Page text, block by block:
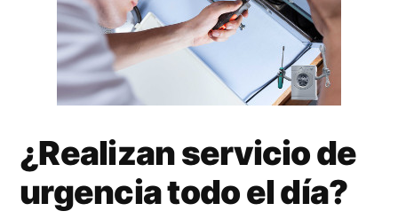
¿Realizan servicio de
urgencia todo el día?